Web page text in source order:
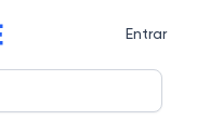
Entrar